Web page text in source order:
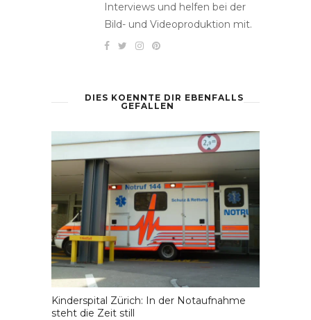
Interviews und helfen bei der
Bild- und Videoproduktion mit.
DIES KOENNTE DIR EBENFALLS
GEFALLEN
Kinderspital Zürich: In der Notaufnahme
steht die Zeit still